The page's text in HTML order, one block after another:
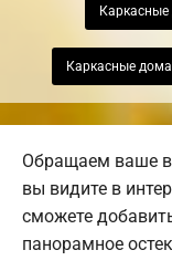
Каркасные
Обращаем ваше
вы видите в
сможете
панорамное